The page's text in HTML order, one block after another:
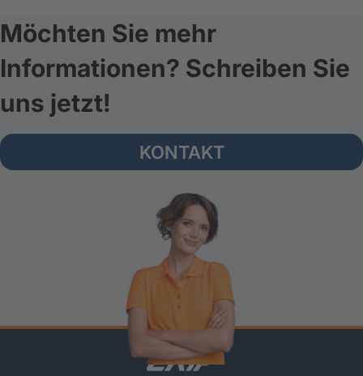
Möchten Sie mehr
Informationen? Schreiben Sie
uns jetzt!
KONTAKT